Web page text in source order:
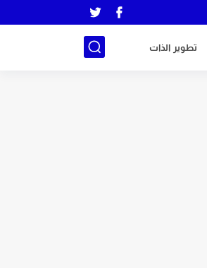
تطوير الذات